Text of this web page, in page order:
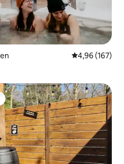
4,96 de uma
4,96 (167)
dos hóspedes